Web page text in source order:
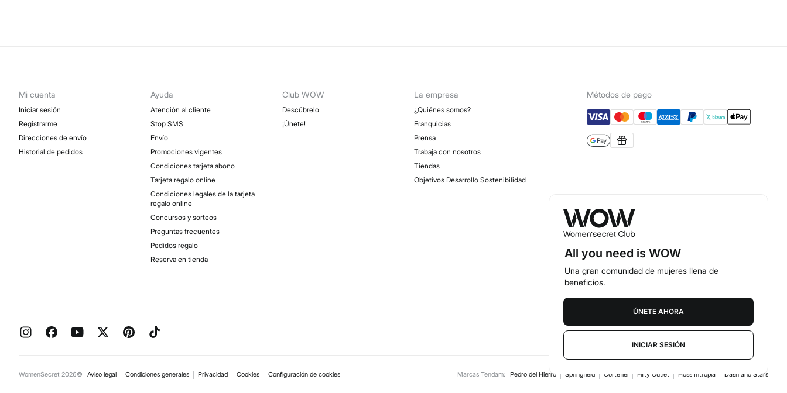
Mi cuenta
Iniciar sesión
Registrarme
Direcciones de envío
Historial de pedidos
Ayuda
Atención al cliente
Stop SMS
Envío
Promociones vigentes
Condiciones tarjeta abono
Tarjeta regalo online
Condiciones legales de la tarjeta
regalo online
Concursos y sorteos
Preguntas frecuentes
Pedidos regalo
Reserva en tienda
Club WOW
Descúbrelo
¡Únete!
La empresa
¿Quiénes somos?
Franquicias
Prensa
Trabaja con nosotros
Tiendas
Objetivos Desarrollo Sostenibilidad
Métodos de pago
Nuestra app
España Español
WomenSecret 2026© Aviso legal Condiciones generales Privacidad Cookies Configuración de cookies Marcas Tendam: Pedro del Hierro Springfield Cortefiel Fifty Outlet Hoss Intropia Dash and Stars
All you need is WOW
Una gran comunidad de mujeres llena de
beneficios.
ÚNETE AHORA
INICIAR SESIÓN